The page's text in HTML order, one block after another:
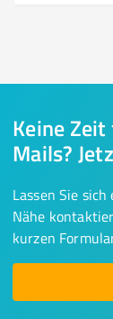
Keine
Mails?
Lassen Sie
Nähe
kurzen